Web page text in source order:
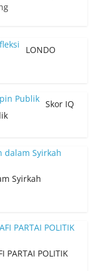
LONDO
Skor IQ
Syirkah
PARTAI POLITIK